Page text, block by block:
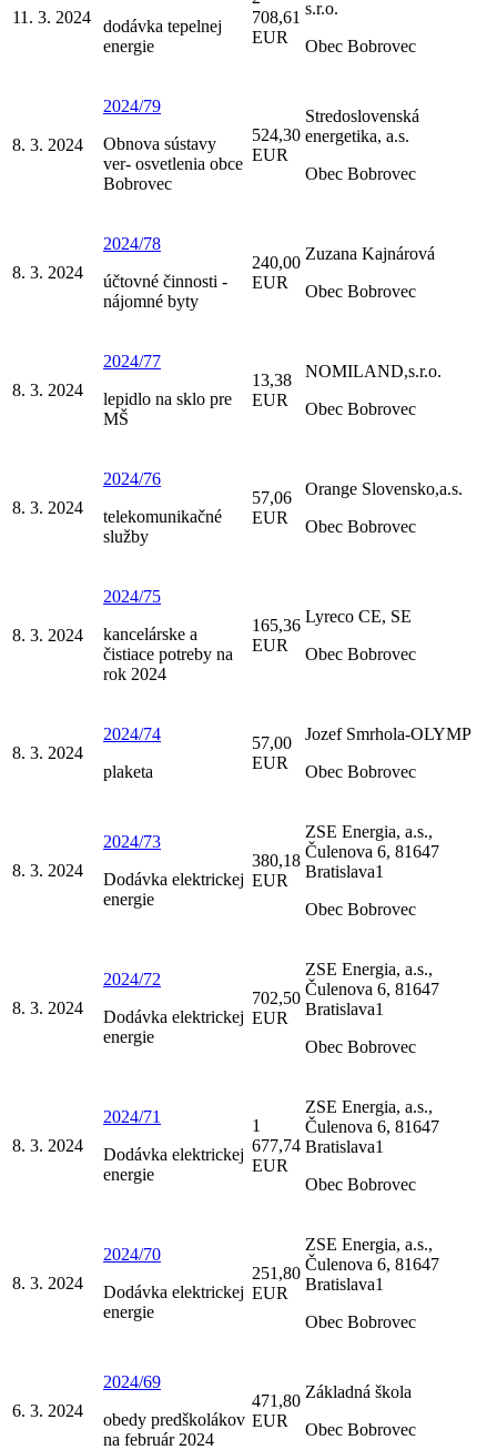
11. 3. 2024
dodávka tepelnej
energie
708,61
EUR
s.r.o.
Obec Bobrovec
8. 3. 2024
2024/79
Obnova sústavy
ver- osvetlenia obce
Bobrovec
524,30
EUR
Stredoslovenská
energetika, a.s.
Obec Bobrovec
8. 3. 2024
2024/78
účtovné činnosti -
nájomné byty
240,00
EUR
Zuzana Kajnárová
Obec Bobrovec
8. 3. 2024
2024/77
lepidlo na sklo pre
MŠ
13,38
EUR
NOMILAND,s.r.o.
Obec Bobrovec
8. 3. 2024
2024/76
telekomunikačné
služby
57,06
EUR
Orange Slovensko,a.s.
Obec Bobrovec
8. 3. 2024
2024/75
kancelárske a
čistiace potreby na
rok 2024
165,36
EUR
Lyreco CE, SE
Obec Bobrovec
8. 3. 2024
2024/74
plaketa
57,00
EUR
Jozef Smrhola-OLYMP
Obec Bobrovec
8. 3. 2024
2024/73
Dodávka elektrickej
energie
380,18
EUR
ZSE Energia, a.s.,
Čulenova 6, 81647
Bratislava1
Obec Bobrovec
8. 3. 2024
2024/72
Dodávka elektrickej
energie
702,50
EUR
ZSE Energia, a.s.,
Čulenova 6, 81647
Bratislava1
Obec Bobrovec
8. 3. 2024
2024/71
Dodávka elektrickej
energie
1
677,74
EUR
ZSE Energia, a.s.,
Čulenova 6, 81647
Bratislava1
Obec Bobrovec
8. 3. 2024
2024/70
Dodávka elektrickej
energie
251,80
EUR
ZSE Energia, a.s.,
Čulenova 6, 81647
Bratislava1
Obec Bobrovec
6. 3. 2024
2024/69
obedy predškolákov
na február 2024
471,80
EUR
Základná škola
Obec Bobrovec